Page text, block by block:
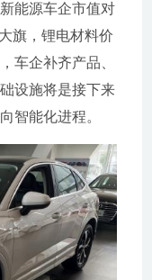
能源车企市值对
旗，锂电材料价
车企补齐产品、
设施将是接下来
智能化进程。